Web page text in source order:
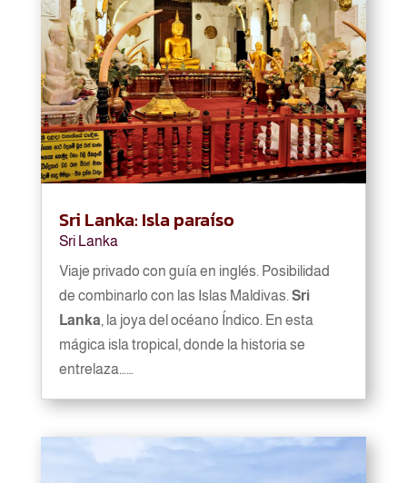
Sri Lanka: Isla paraíso
Sri Lanka
Viaje privado con guía en inglés. Posibilidad
de combinarlo con las Islas Maldivas. Sri
Lanka, la joya del océano Índico. En esta
mágica isla tropical, donde la historia se
entrelaza……